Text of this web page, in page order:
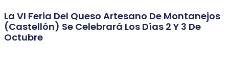
La VI Feria Del Queso Artesano De Montanejos
(Castellón) Se Celebrará Los Días 2 Y 3 De
Octubre